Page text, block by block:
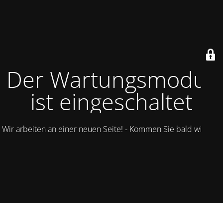
Der Wartungsmodus
ist eingeschaltet
Wir arbeiten an einer neuen Seite! - Kommen Sie bald wieder.